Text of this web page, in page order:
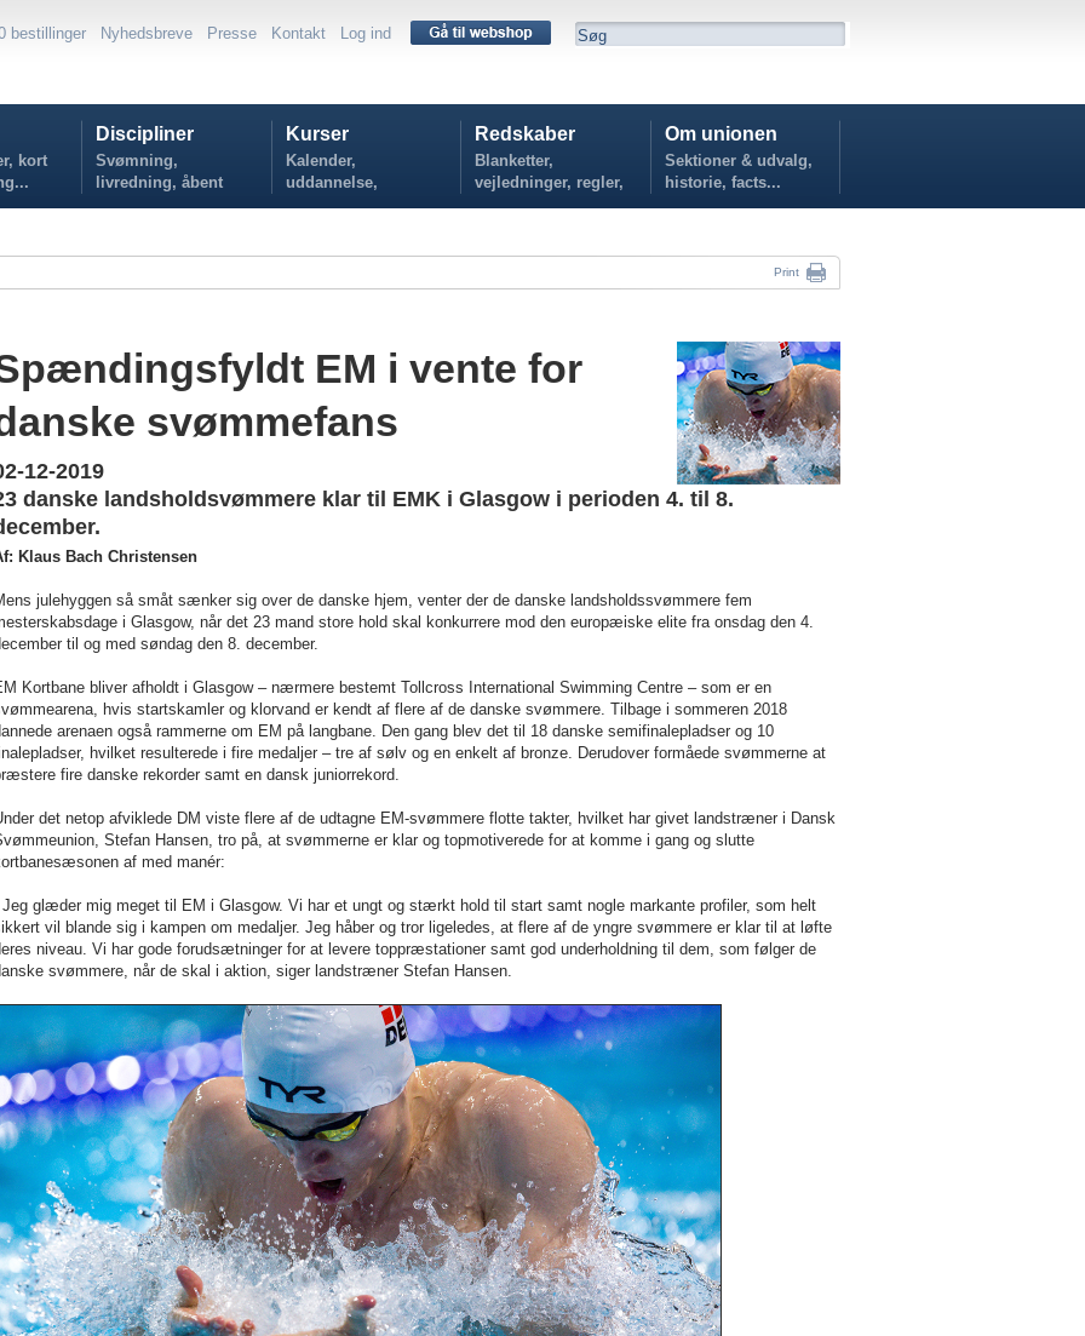
bestillinger Nyhedsbreve Presse Kontakt Log ind
kort
Discipliner
Svømning,
livredning, åbent
vand...
Kurser
Kalender,
uddannelse,
tilmelding...
Redskaber
Blanketter,
vejledninger, regler,
politikker...
Om unionen
Sektioner & udvalg,
historie, facts...
Print
EM i vente for
svømmefans
12-2019
danske landsholdsvømmere klar til EMK i Glasgow i perioden 4. til 8.
Klaus Bach Christensen
julehyggen så småt sænker sig over de danske hjem, venter der de danske landsholdssvømmere fem
i Glasgow, når det 23 mand store hold skal konkurrere mod den europæiske elite fra onsdag den 4.
til og med søndag den 8. december.
Kortbane bliver afholdt i Glasgow – nærmere bestemt Tollcross International Swimming Centre – som er en
hvis startskamler og klorvand er kendt af flere af de danske svømmere. Tilbage i sommeren 2018
arenaen også rammerne om EM på langbane. Den gang blev det til 18 danske semifinalepladser og 10
hvilket resulterede i fire medaljer – tre af sølv og en enkelt af bronze. Derudover formåede svømmerne at
fire danske rekorder samt en dansk juniorrekord.
det netop afviklede DM viste flere af de udtagne EM-svømmere flotte takter, hvilket har givet landstræner i Dansk
Stefan Hansen, tro på, at svømmerne er klar og topmotiverede for at komme i gang og slutte
af med manér:
glæder mig meget til EM i Glasgow. Vi har et ungt og stærkt hold til start samt nogle markante profiler, som helt
vil blande sig i kampen om medaljer. Jeg håber og tror ligeledes, at flere af de yngre svømmere er klar til at løfte
niveau. Vi har gode forudsætninger for at levere toppræstationer samt god underholdning til dem, som følger de
svømmere, når de skal i aktion, siger landstræner Stefan Hansen.